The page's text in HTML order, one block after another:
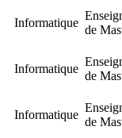
Informatique
de
Informatique
de
Informatique
de